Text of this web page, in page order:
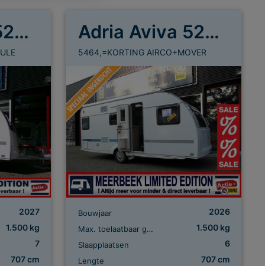
Adria Aviva 522 PT
2027
1.500 kg
7
707 cm
Adria Aviva 522 PT
5464,=KORTING AIRCO+MOVER
Bouwjaar 2026
Max. toelaatbaar gewicht 1.500 kg
Slaapplaatsen 6
Lengte 707 cm